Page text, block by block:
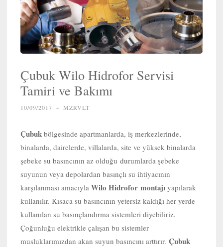
Çubuk Wilo Hidrofor Servisi
Tamiri ve Bakımı
10/09/2017 ~ MZRVLT
Çubuk bölgesinde apartmanlarda, iş merkezlerinde,
binalarda, dairelerde, villalarda, site ve yüksek binalarda
şebeke su basıncının az olduğu durumlarda şebeke
suyunun veya depolardan basınçlı su ihtiyacının
karşılanması amacıyla Wilo Hidrofor montajı yapılarak
kullanılır. Kısaca su basıncının yetersiz kaldığı her yerde
kullanılan su basınçlandırma sistemleri diyebiliriz.
Çoğunluğu elektrikle çalışan bu sistemler
musluklarımızdan akan suyun basıncını arttırır. Çubuk